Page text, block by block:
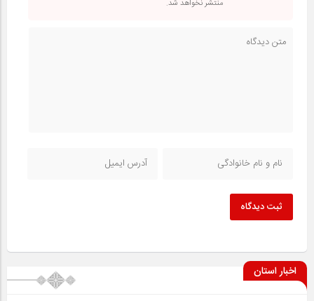
منتشر نخواهد شد.
ثبت دیدگاه
اخبار استان